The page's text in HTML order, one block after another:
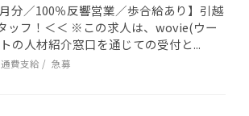
分／100％反響営業／歩合給あり】引越
ッフ！＜＜ ※この求人は、wovie(ウー
の人材紹介窓口を通じての受付と...
費支給 急募